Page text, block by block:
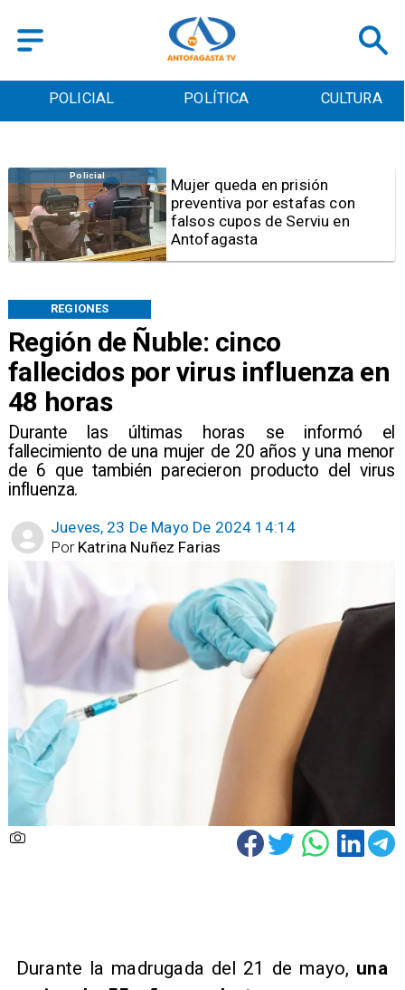
POLICIAL POLÍTICA CULTURA
Región de Ñuble: cinco
fallecidos por virus influenza en
48 horas
Durante las últimas horas se informó el
fallecimiento de una mujer de 20 años y una menor
de 6 que también parecieron producto del virus
influenza.
REGIONES
Jueves, 23 De Mayo De 2024 14:14
Katrina Nuñez Farias
Por
Videos
Video | Choferes del
TransAntofagasta piden
sistema mixto de pago
Durante la madrugada del 21 de mayo, una